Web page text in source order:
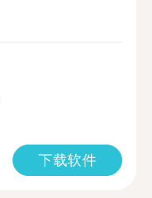
下载软件